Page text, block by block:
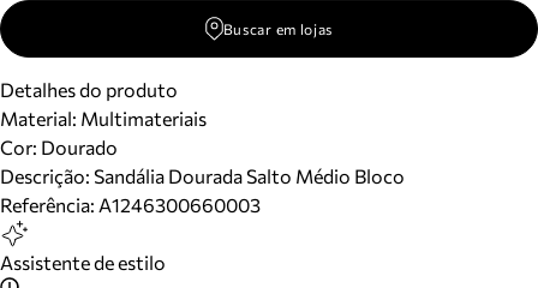
Buscar em lojas
Detalhes do produto
Material: Multimateriais
Cor: Dourado
Descrição: Sandália Dourada Salto Médio Bloco
Referência: A1246300660003
Assistente de estilo